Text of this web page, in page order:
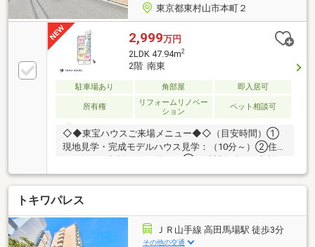
東京都東村山市本町２
2,999万円
2LDK 47.94m2
2階 南東
駐車場あり 角部屋 即入居可
所有権
リフォームリノベー
ション
ペット相談可
◇◆東宝ハウスご来場メニュー◆◇（目安時間）①
現地見学・完成モデルハウス見学：（10分～）②住宅
ローンのご相談：（30分～）③ご希望条件のご相談：
（15分～）～【今のお客様のご状況をお聞かせくださ
い】～◆新しいお家で○○○を叶えたい！◆毎月支払う
住居費って自分達はいくらなら大丈夫かな。。◆歳を
重ねてもずっと安心して暮らせる場所がいい！◆購入
はしたいけど、手続きとか税金とか色々心配。。期待
も大きい反面、悩みや不安も多いと思います。お客様
トキワパレス
ＪＲ山手線 高田馬場駅 徒歩3分
その他の交通